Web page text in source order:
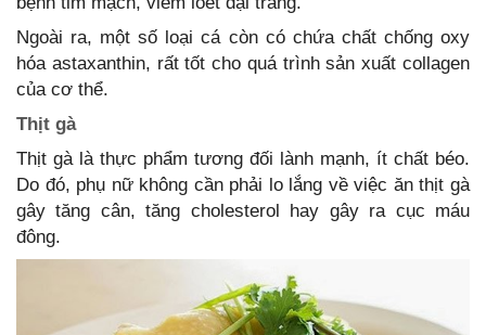
Ngoài ra, một số loại cá còn có chứa chất chống oxy
hóa astaxanthin, rất tốt cho quá trình sản xuất collagen
của cơ thể.
Thịt gà
Thịt gà là thực phẩm tương đối lành mạnh, ít chất béo.
Do đó, phụ nữ không cần phải lo lắng về việc ăn thịt gà
gây tăng cân, tăng cholesterol hay gây ra cục máu
đông.